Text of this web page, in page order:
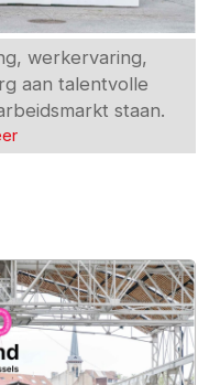
werkervaring,
aan talentvolle
staan.
werkervaring,
aan talentvolle
staan.